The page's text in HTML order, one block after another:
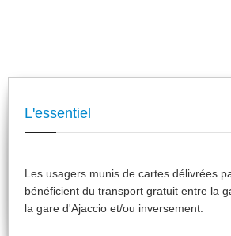
L'essentiel
Les usagers munis de cartes délivrées
bénéficient du transport gratuit entre la
la gare d'Ajaccio et/ou inversement.